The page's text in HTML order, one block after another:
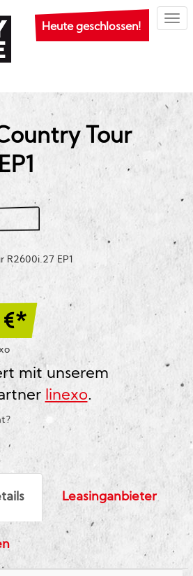
Heute geschlossen!
Tour
€*
mit unserem
linexo.
?
Leasinganbieter